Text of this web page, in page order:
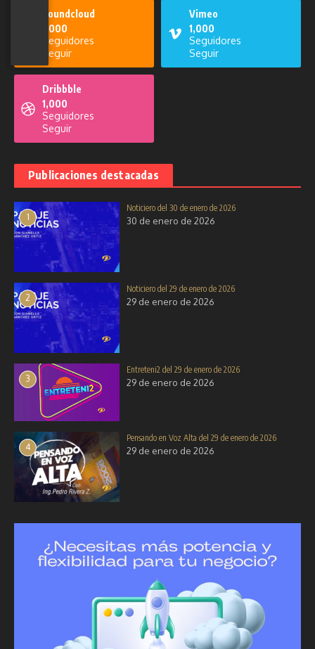
Soundcloud
1,000
Seguidores
Seguir
Vimeo
1,000
Seguidores
Seguir
Dribbble
1,000
Seguidores
Seguir
Publicaciones destacadas
1
Noticiero del 30 de enero de 2026
30 de enero de 2026
2
Noticiero del 29 de enero de 2026
29 de enero de 2026
3
Entreteni2 del 29 de enero de 2026
29 de enero de 2026
4
Pensando en Voz Alta del 29 de enero de 2026
29 de enero de 2026